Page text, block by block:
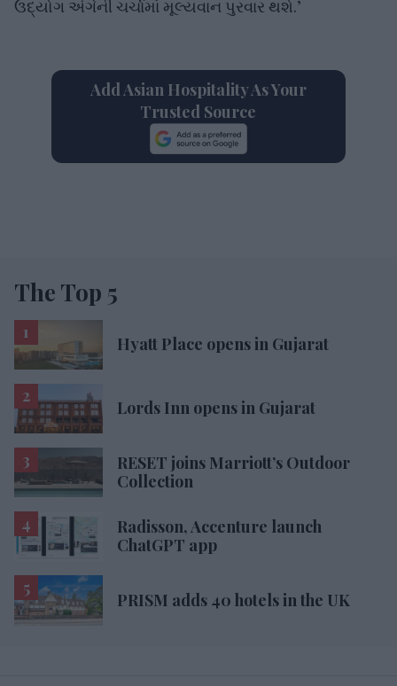
ઉદ્યોગ અંગેની ચર્ચામાં મૂલ્યવાન પુરવાર થશે.’
Add Asian Hospitality As Your
Trusted Source
The Top 5
Hyatt Place opens in Gujarat
Lords Inn opens in Gujarat
RESET joins Marriott’s Outdoor
Collection
Radisson, Accenture launch
ChatGPT app
PRISM adds 40 hotels in the UK